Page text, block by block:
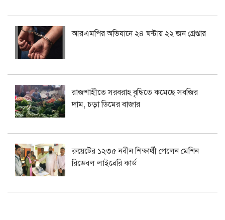
আরএমপির অভিযানে ২৪ ঘণ্টায় ২২ জন গ্রেপ্তার
রাজশাহীতে সরবরাহ বৃদ্ধিতে কমেছে সবজির
দাম, চড়া ডিমের বাজার
রুয়েটের ১২৩৫ নবীন শিক্ষার্থী পেলেন মেশিন
রিডেবল লাইব্রেরি কার্ড